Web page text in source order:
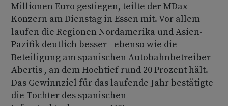
Millionen Euro gestiegen, teilte der MDax -
Konzern am Dienstag in Essen mit. Vor allem
laufen die Regionen Nordamerika und Asien-
Pazifik deutlich besser - ebenso wie die
Beteiligung am spanischen Autobahnbetreiber
Abertis , an dem Hochtief rund 20 Prozent hält.
Das Gewinnziel für das laufende Jahr bestätigte
die Tochter des spanischen